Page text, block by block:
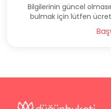
Bilgilerinin güncel
bulmak için lütfen